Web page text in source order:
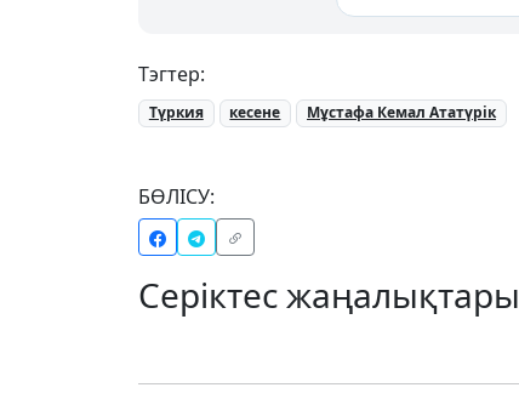
Тэгтер:
Түркия кесене Мұстафа Кемал Ататүрік
БӨЛІСУ:
Серіктес жаңалықтары